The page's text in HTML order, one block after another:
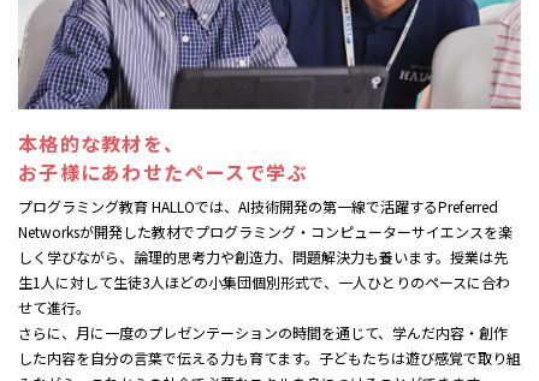
本格的な教材を、
お子様にあわせたペースで学ぶ
プログラミング教育 HALLOでは、AI技術開発の第一線で活躍するPreferred
Networksが開発した教材でプログラミング・コンピューターサイエンスを楽
しく学びながら、論理的思考力や創造力、問題解決力も養います。授業は先
生1人に対して生徒3人ほどの小集団個別形式で、一人ひとりのペースに合わ
せて進行。
さらに、月に一度のプレゼンテーションの時間を通じて、学んだ内容・創作
した内容を自分の言葉で伝える力も育てます。子どもたちは遊び感覚で取り組